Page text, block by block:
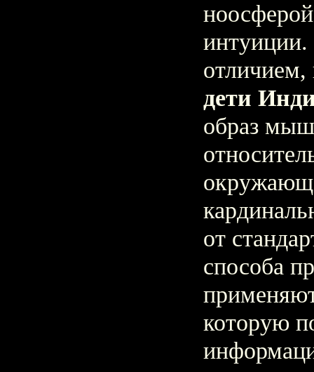
дети
образ
от
способа
которую